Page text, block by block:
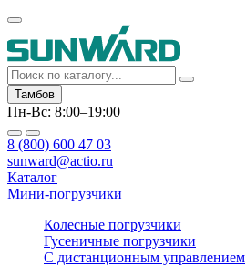
Тамбов
Пн-Вс: 8:00–19:00
8 (800) 600 47 03
sunward@actio.ru
Каталог
Мини-погрузчики
Колесные погрузчики
Гусеничные погрузчики
С дистанционным управлением